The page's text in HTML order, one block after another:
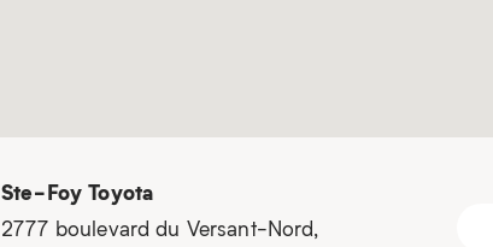
Ste-Foy Toyota
2777 boulevard du Versant-Nord,